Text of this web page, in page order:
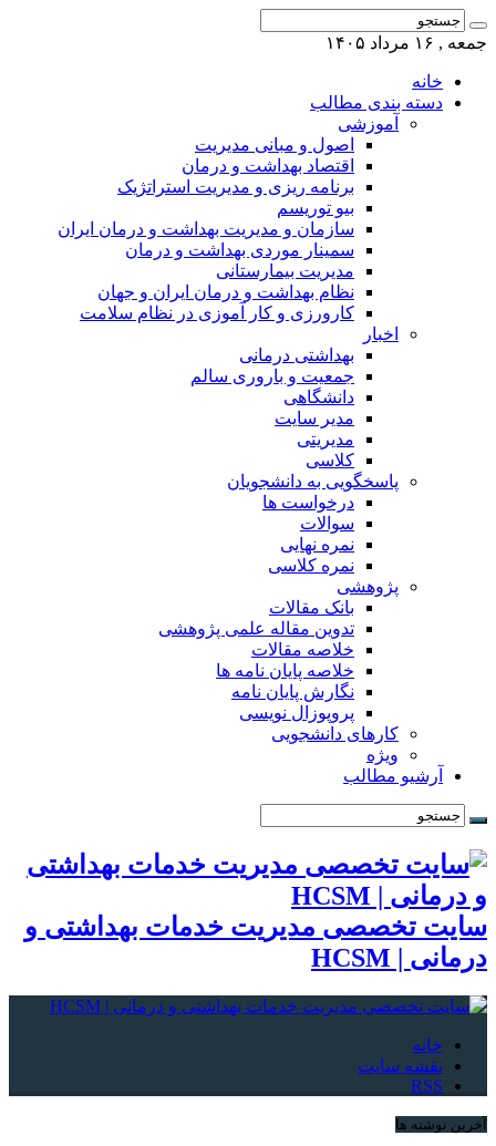
جمعه , ۱۶ مرداد ۱۴۰۵
خانه
دسته بندی مطالب
آموزشی
اصول و مبانی مدیریت
اقتصاد بهداشت و درمان
برنامه ریزی و مدیریت استراتژیک
بیو توریسم
سازمان و مدیریت بهداشت و درمان ایران
سمینار موردی بهداشت و درمان
مدیریت بیمارستانی
نظام بهداشت و درمان ایران و جهان
کارورزی و کار آموزی در نظام سلامت
اخبار
بهداشتی درمانی
جمعیت و باروری سالم
دانشگاهی
مدیر سایت
مدیریتی
کلاسی
پاسخگویی به دانشجویان
درخواست ها
سوالات
نمره نهایی
نمره کلاسی
پژوهشی
بانک مقالات
تدوین مقاله علمی پژوهشی
خلاصه مقالات
خلاصه پایان نامه ها
نگارش پایان نامه
پروپوزال نویسی
کارهای دانشجویی
ویژه
آرشیو مطالب
سایت تخصصی مدیریت خدمات بهداشتی و
درمانی | HCSM
خانه
نقشه سایت
RSS
آخرین نوشته ها